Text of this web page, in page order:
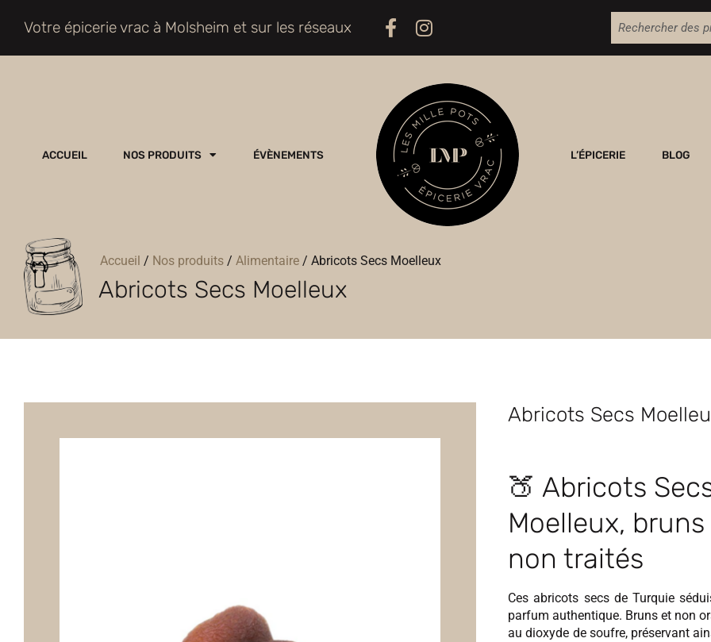
Votre épicerie vrac à Molsheim et sur les réseaux
ACCUEIL NOS PRODUITS ÉVÈNEMENTS L’ÉPICERIE BLOG
Accueil / Nos produits/ Alimentaire/ Abricots Secs Moelleux
Abricots Secs Moelleux
Abricots Secs
🍑 Abricots
Moelleux,
non traités
Ces abricots secs de Turquie
parfum authentique. Bruns et non
au dioxyde de soufre, préservant